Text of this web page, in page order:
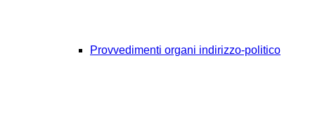
Provvedimenti organi indirizzo-politico